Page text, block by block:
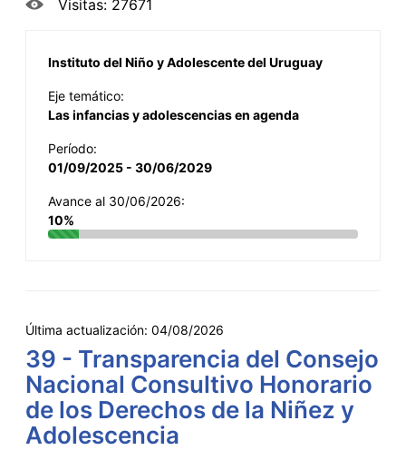
Visitas: 27671
Instituto del Niño y Adolescente del Uruguay
Eje temático:
Las infancias y adolescencias en agenda
Período:
01/09/2025 - 30/06/2029
Avance al 30/06/2026:
10%
Última actualización: 04/08/2026
39 - Transparencia del Consejo
Nacional Consultivo Honorario
de los Derechos de la Niñez y
Adolescencia